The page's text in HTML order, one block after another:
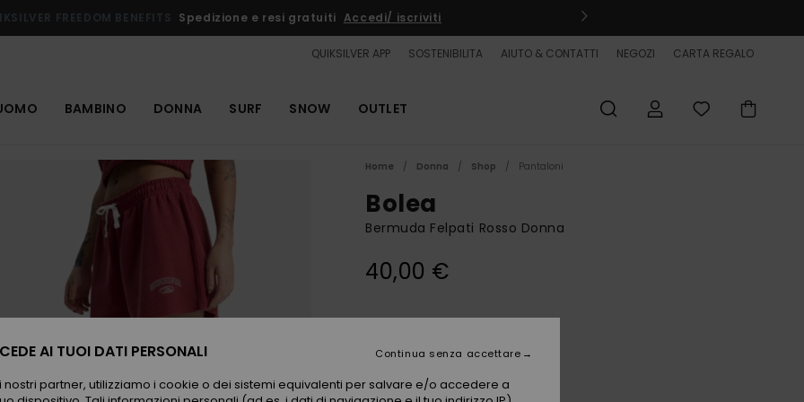
FREEDOM BENEFITS Spedizione e resi gratuiti Accedi/ iscriviti
QUIKSILVER APP SOSTENIBILITA AIUTO & CONTATTI NEGOZI CARTA REGALO
BAMBINO DONNA SURF SNOW OUTLET
Home Donna Shop Pantaloni
Bolea
Bermuda Felpati Rosso Donna
40,00 €
AI TUOI DATI PERSONALI
partner, utilizziamo i cookie o dei sistemi equivalenti per salvare e/o accedere a
Continua senza accettare